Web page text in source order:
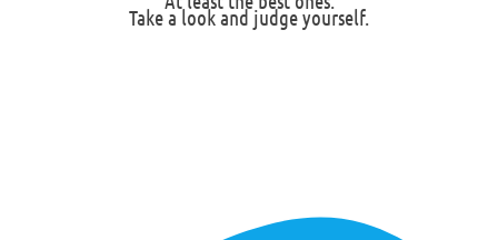
Take a look and judge yourself.